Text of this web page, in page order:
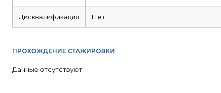
Дисквалификация Нет
ПРОХОЖДЕНИЕ СТАЖИРОВКИ
Данные отсутствуют